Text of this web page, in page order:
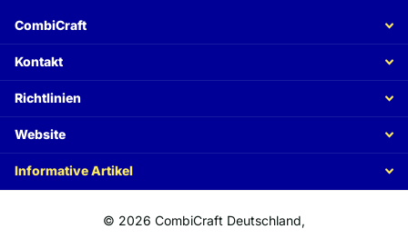
CombiCraft
Kontakt
Richtlinien
Website
Informative Artikel
© 2026 CombiCraft Deutschland,